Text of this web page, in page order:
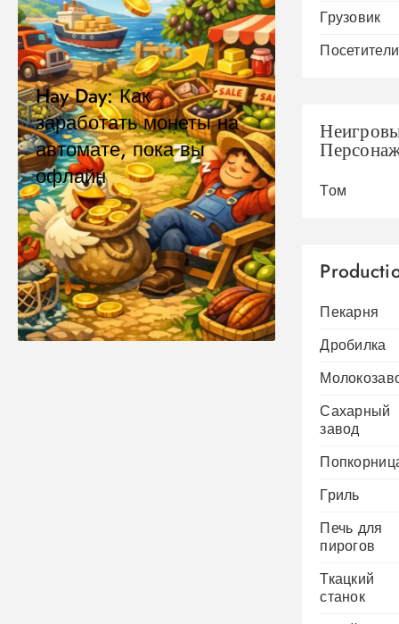
Tips And Secrets
Hay Day: Как
заработать монеты на
автомате, пока вы
офлайн
Admin 04.04.2026 1 Mins 0
Если вы устали постоянно заходить
в игру, чтобы следить за
производством, эта статья для вас.
В Hay…
Грузовик
Посетители
Том
Пекарня
Дробилка
Сахарный
завод
Гриль
Печь для
пирогов
Ткацкий
станок